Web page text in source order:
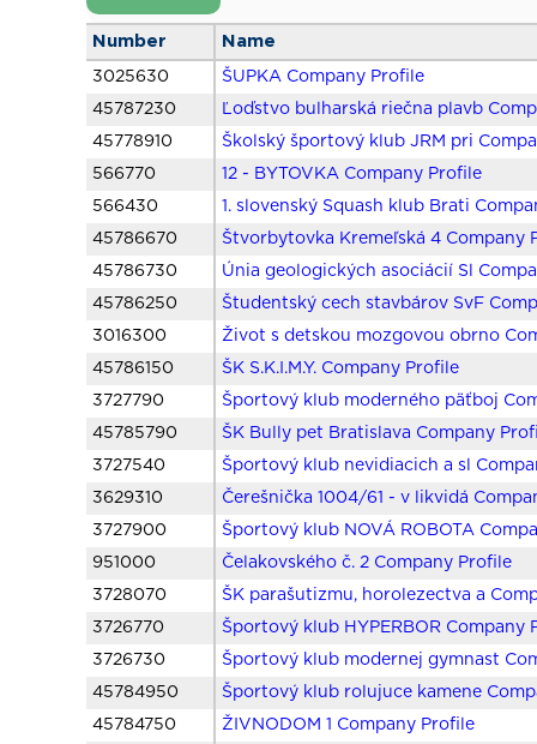
Number Name
3025630
ŠUPKA Company Profile
45787230
Ľoďstvo bulharská riečna plavb
45778910
Školský športový klub JRM pri
566770
12 - BYTOVKA Company Profile
566430
1. slovenský Squash klub Brati
45786670
Štvorbytovka Kremeľská 4 Company
45786730
Únia geologických asociácií Sl
45786250
Študentský cech stavbárov SvF
3016300
Život s detskou mozgovou obrno
45786150
ŠK S.K.I.M.Y. Company Profile
3727790
Športový klub moderného päťboj
45785790
ŠK Bully pet Bratislava Company
3727540
Športový klub nevidiacich a sl
3629310
Čerešnička 1004/61 - v likvidá
3727900
Športový klub NOVÁ ROBOTA
951000
Čelakovského č. 2 Company Profile
3728070
ŠK parašutizmu, horolezectva a
3726770
Športový klub HYPERBOR Company
3726730
Športový klub modernej gymnast
45784950
Športový klub rolujuce kamene
45784750
ŽIVNODOM 1 Company Profile